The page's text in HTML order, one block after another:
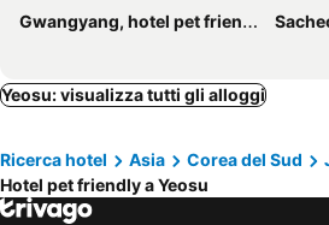
Gwangyang, hotel pet friendly
Yeosu: visualizza tutti gli alloggi
Ricerca hotel Asia Corea del Sud
Hotel pet friendly a Yeosu